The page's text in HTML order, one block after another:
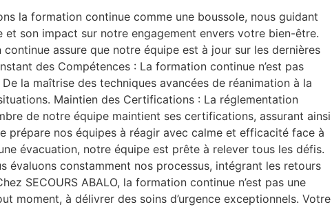
la formation continue comme une boussole, nous guidant
et son impact sur notre engagement envers votre bien-être.
assure que notre équipe est à jour sur les dernières
des Compétences : La formation continue n’est pas
la maîtrise des techniques avancées de réanimation à la
Maintien des Certifications : La réglementation
de notre équipe maintient ses certifications, assurant ainsi
prépare nos équipes à réagir avec calme et efficacité face à
évacuation, notre équipe est prête à relever tous les défis.
évaluons constamment nos processus, intégrant les retours
SECOURS ABALO, la formation continue n’est pas une
moment, à délivrer des soins d’urgence exceptionnels. Votre